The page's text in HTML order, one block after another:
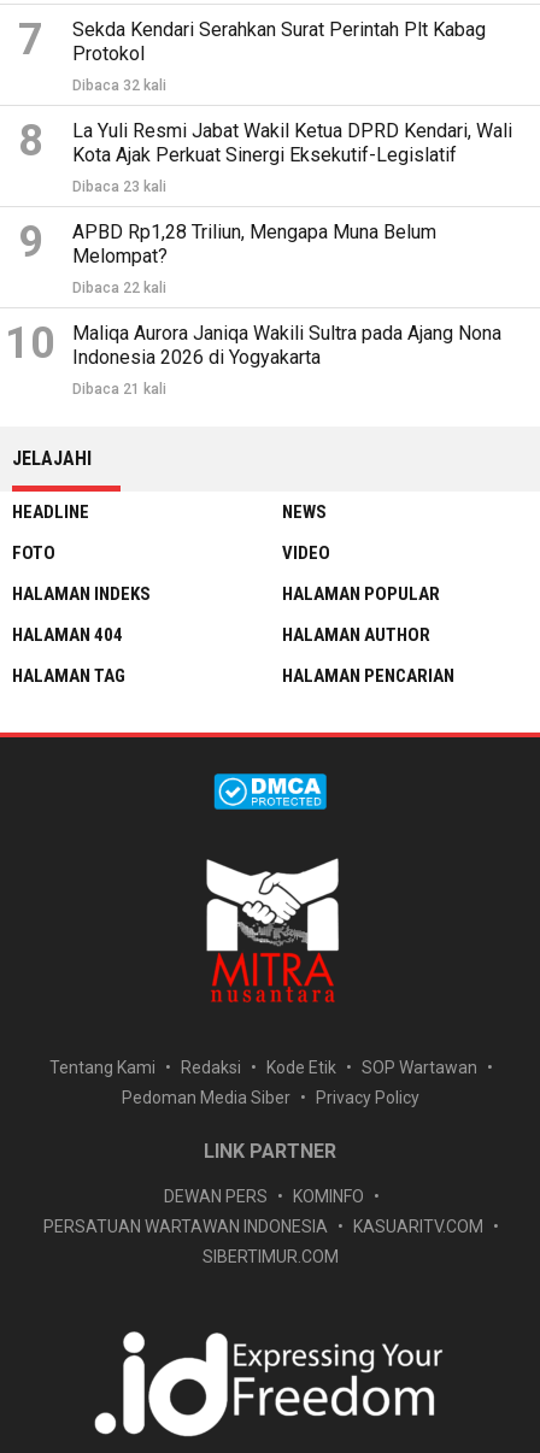
7
Sekda Kendari Serahkan Surat Perintah Plt Kabag
Protokol
Dibaca 32 kali
8
La Yuli Resmi Jabat Wakil Ketua DPRD Kendari, Wali
Kota Ajak Perkuat Sinergi Eksekutif-Legislatif
Dibaca 23 kali
9
APBD Rp1,28 Triliun, Mengapa Muna Belum
Melompat?
Dibaca 22 kali
10
Maliqa Aurora Janiqa Wakili Sultra pada Ajang Nona
Indonesia 2026 di Yogyakarta
Dibaca 21 kali
JELAJAHI
HEADLINE
NEWS
FOTO
VIDEO
HALAMAN INDEKS
HALAMAN POPULAR
HALAMAN 404
HALAMAN AUTHOR
HALAMAN TAG
HALAMAN PENCARIAN
Tentang Kami Redaksi Kode Etik
SOP Wartawan
Pedoman Media Siber
Privacy Policy
LINK PARTNER
DEWAN PERS
KOMINFO
PERSATUAN WARTAWAN INDONESIA
KASUARITV.COM
SIBERTIMUR.COM